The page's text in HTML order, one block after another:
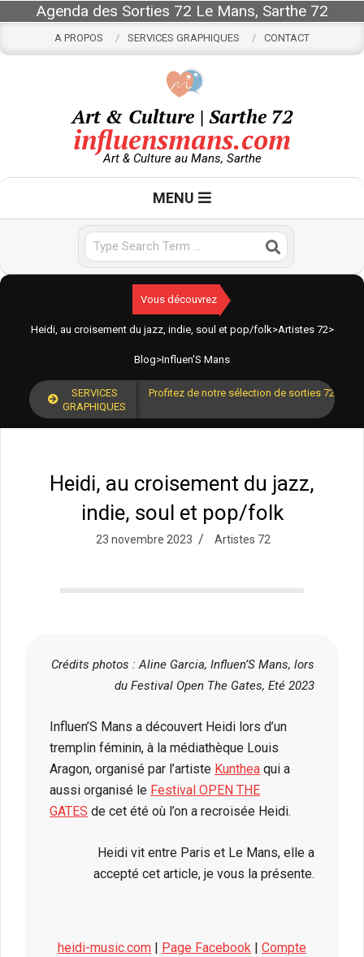
content
Agenda des Sorties 72 Le Mans, Sarthe 72
A PROPOS SERVICES GRAPHIQUES CONTACT
Art & Culture | Sarthe 72
influensmans.com
Art & Culture au Mans, Sarthe
MENU
Vous découvrez
Heidi, au croisement du jazz, indie, soul et pop/folk>Artistes 72>
Blog>Influen'S Mans
SERVICES
GRAPHIQUES
Profitez de notre sélection de sorties 72 pour
Heidi, au croisement du jazz,
indie, soul et pop/folk
23 novembre 2023 Artistes 72
Crédits photos : Aline Garcia, Influen’S Mans, lors
du Festival Open The Gates, Eté 2023
Influen’S Mans a découvert Heidi lors d’un
tremplin féminin, à la médiathèque Louis
Aragon, organisé par l’artiste Kunthea qui a
aussi organisé le Festival OPEN THE
GATES de cet été où l’on a recroisée Heidi.
Heidi vit entre Paris et Le Mans, elle a
accepté cet article, je vous la présente.
heidi-music.com Page Facebook
Compte